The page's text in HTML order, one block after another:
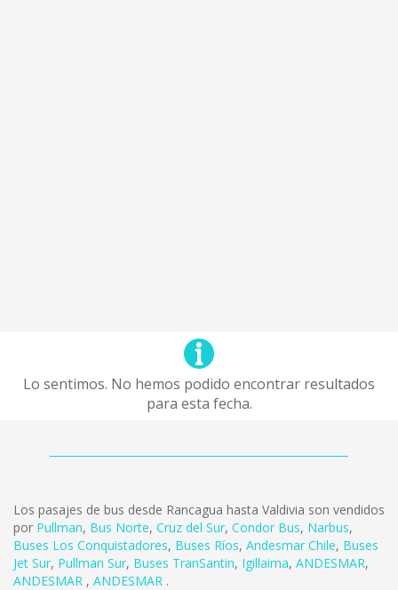
Lo sentimos. No hemos podido encontrar resultados
para esta fecha.
Los pasajes de bus desde Rancagua hasta Valdivia son vendidos
por Pullman, Bus Norte, Cruz del Sur, Condor Bus, Narbus,
Buses Los Conquistadores, Buses Ríos, Andesmar Chile, Buses
Jet Sur, Pullman Sur, Buses TranSantin, Igillaima, ANDESMAR,
ANDESMAR , ANDESMAR .